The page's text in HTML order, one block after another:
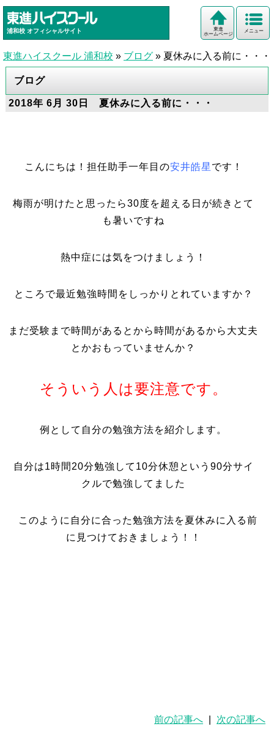
浦和校 オフィシャルサイト メニュー
東進
ホームページ
東進ハイスクール 浦和校 » ブログ » 夏休みに入る前に・・・
ブログ
2018年 6月 30日 夏休みに入る前に・・・
こんにちは！担任助手一年目の安井皓星 です！
梅雨が明けたと思ったら30度を超える日が続きとて
も暑いですね
熱中症には気をつけましょう！
ところで最近勉強時間をしっかりとれていますか？
まだ受験まで時間があるとから時間があるから大丈夫
とかおもっていませんか？
そういう人は要注意です。
例として自分の勉強方法を紹介します。
自分は1時間20分勉強して10分休憩という90分サイ
クルで勉強してました
このように自分に合った勉強方法を夏休みに入る前
に見つけておきましょう！！
前の記事へ 次の記事へ